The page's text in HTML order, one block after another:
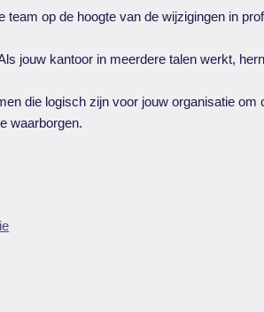
team op de hoogte van de wijzigingen in
jouw kantoor in meerdere talen werkt,
die logisch zijn voor jouw organisatie om
waarborgen.